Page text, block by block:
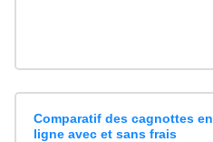
Comparatif des cagnottes en
ligne avec et sans frais